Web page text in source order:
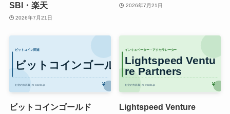
SBI・楽天
2026年7月21日
2026年7月21日
ビットコインゴールド
Lightspeed Venture